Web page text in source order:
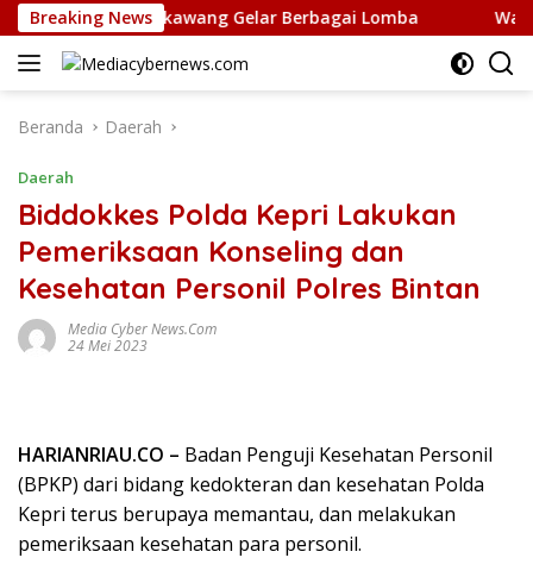
Langsung
ke
konten
Breaking News
Singkawang Gelar Berbagai Lomba Wagub
Beranda Daerah
Daerah
Biddokkes Polda Kepri Lakukan
Pemeriksaan Konseling dan
Kesehatan Personil Polres Bintan
Media Cyber News.Com
24 Mei 2023
HARIANRIAU.CO – Badan Penguji Kesehatan Personil
(BPKP) dari bidang kedokteran dan kesehatan Polda
Kepri terus berupaya memantau, dan melakukan
pemeriksaan kesehatan para personil.